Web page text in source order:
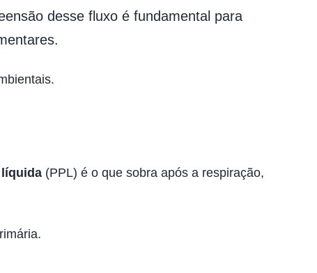
desse fluxo é fundamental para
(PPL) é o que sobra após a respiração,